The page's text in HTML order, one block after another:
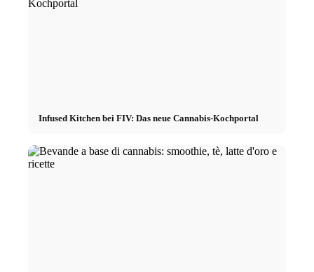
Infused Kitchen bei FIV: Das neue Cannabis-Kochportal